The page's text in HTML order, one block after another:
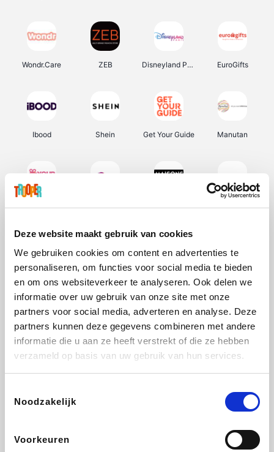
Deze website maakt gebruik van cookies
We gebruiken cookies om content en advertenties te
personaliseren, om functies voor social media te bieden
en om ons websiteverkeer te analyseren. Ook delen we
informatie over uw gebruik van onze site met onze
partners voor social media, adverteren en analyse. Deze
partners kunnen deze gegevens combineren met andere
informatie die u aan ze heeft verstrekt of die ze hebben
verzameld op basis van uw gebruik van hun services.
Noodzakelijk
Voorkeuren
Wondr.Care ZEB Disneyland Paris EuroGifts
Ibood Shein Get Your Guide Manutan
Weekendesk Sarenza Schiesser Interhome
Lufthansa